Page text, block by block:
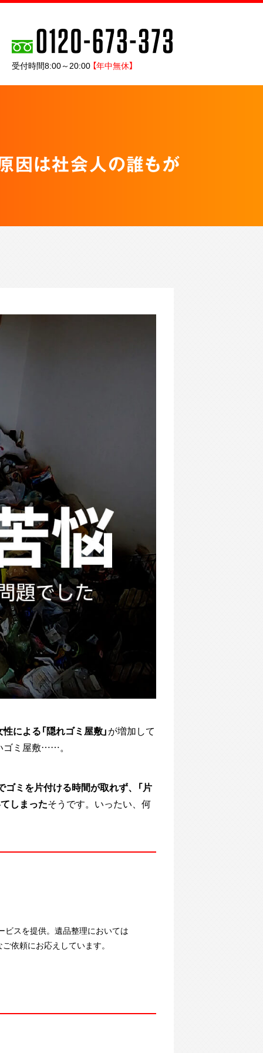
受付時間8:00～20:00 【年中無休】
因は社会人の誰もが
による「隠れゴミ屋敷」が増加して
ゴミ屋敷……。
ミを片付ける時間が取れず、「片
しまったそうです。いったい、何
ビスを提供。遺品整理においては
依頼にお応えしています。